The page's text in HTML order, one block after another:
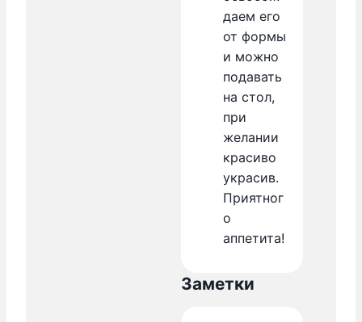
даем его
от формы
и можно
подавать
на стол,
при
желании
красиво
украсив.
Приятног
о
аппетита!
Заметки